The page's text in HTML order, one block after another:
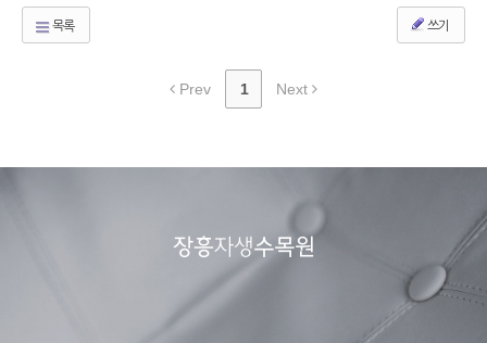
목록 쓰기
Prev 1 Next